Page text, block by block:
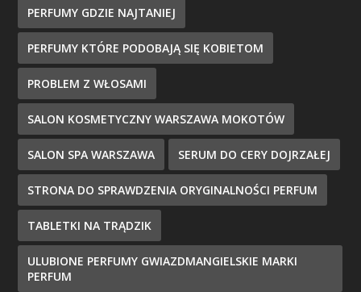
PERFUMY GDZIE NAJTANIEJ
PERFUMY KTÓRE PODOBAJĄ SIĘ KOBIETOM
PROBLEM Z WŁOSAMI
SALON KOSMETYCZNY WARSZAWA MOKOTÓW
SALON SPA WARSZAWA SERUM DO CERY DOJRZAŁEJ
STRONA DO SPRAWDZENIA ORYGINALNOŚCI PERFUM
TABLETKI NA TRĄDZIK
ULUBIONE PERFUMY GWIAZDMANGIELSKIE MARKI
PERFUM